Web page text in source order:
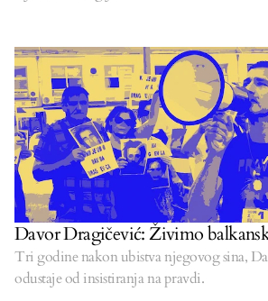
Davor Dragičević: Živimo
Tri godine nakon ubistva njegovog sina,
odustaje od insistiranja na pravdi.